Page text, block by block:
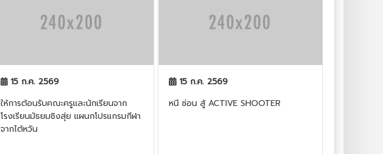
15 ก.ค. 2569
ให้การต้อนรับคณะครูและนักเรียนจาก
โรงเรียนมัธยมชิงสุ่ย แผนกโปรแกรมกีฬา
จากไต้หวัน
15 ก.ค. 2569
หนี ซ่อน สู้ ACTIVE SHOOTER